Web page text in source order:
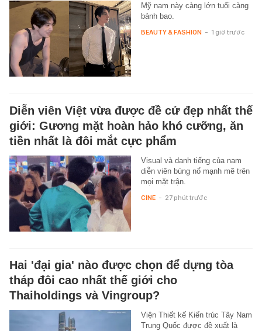
Mỹ nam này càng lớn tuổi càng
bảnh bao.
BEAUTY & FASHION - 1 giờ trước
Diễn viên Việt vừa được đề cử đẹp nhất thế
giới: Gương mặt hoàn hảo khó cưỡng, ăn
tiền nhất là đôi mắt cực phẩm
Visual và danh tiếng của nam
diễn viên bùng nổ mạnh mẽ trên
mọi mặt trận.
CINE - 27 phút trước
Hai 'đại gia' nào được chọn để dựng tòa
tháp đôi cao nhất thế giới cho
Thaiholdings và Vingroup?
Viện Thiết kế Kiến trúc Tây Nam
Trung Quốc được đề xuất là